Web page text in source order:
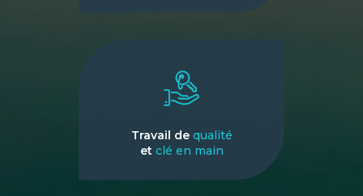
Travail de qualité
et clé en main